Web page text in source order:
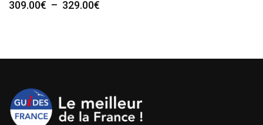
309.00€ – 329.00€
à